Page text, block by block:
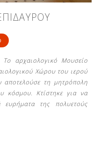
αρχαιολογικό Μουσείο
Χώρου του ιερού
τη μητρόπολη
κόσμου. Κτίστηκε για να
ευρήματα της πολυετούς